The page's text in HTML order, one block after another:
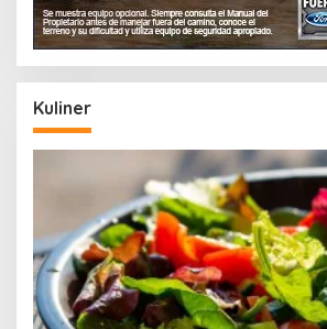
Kuliner